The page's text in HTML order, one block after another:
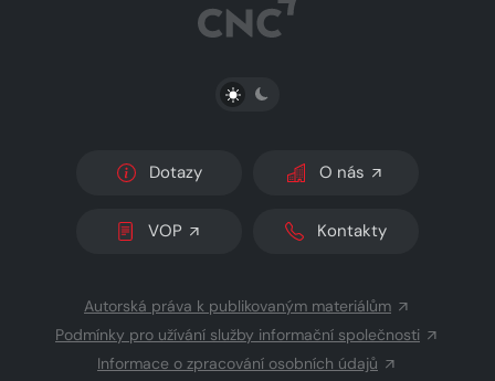
PŘEPNOUT SVĚTLÝ/TMAVÝ REŽIM
Dotazy O nás
VOP Kontakty
Autorská práva k publikovaným materiálům
Podmínky pro užívání služby informační společnosti
Informace o zpracování osobních údajů